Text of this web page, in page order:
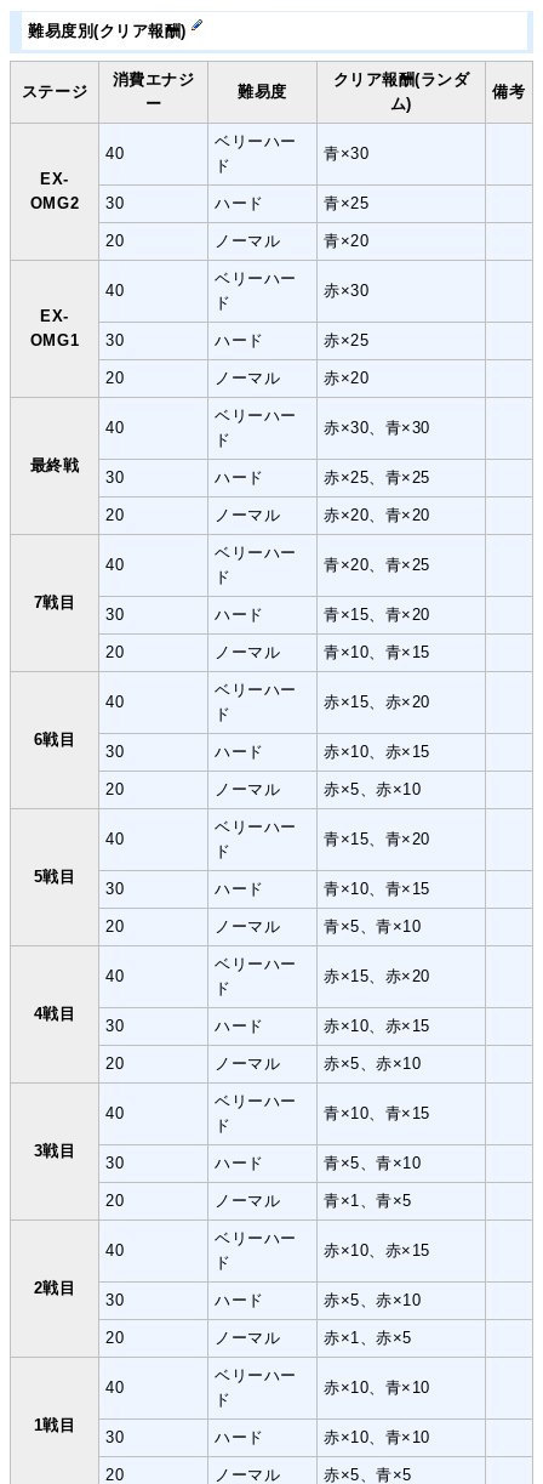
難易度別(クリア報酬)
ステージ
消費エナジ
ー
難易度
クリア報酬(ランダ
ム)
備考
EX-
OMG2
40
ベリーハー
ド
青×30
30 ハード 青×25
20 ノーマル 青×20
EX-
OMG1
40
ベリーハー
ド
赤×30
30 ハード 赤×25
20 ノーマル 赤×20
最終戦
40
ベリーハー
ド
赤×30、青×30
30 ハード 赤×25、青×25
20 ノーマル 赤×20、青×20
7戦目
40
ベリーハー
ド
青×20、青×25
30 ハード 青×15、青×20
20 ノーマル 青×10、青×15
6戦目
40
ベリーハー
ド
赤×15、赤×20
30 ハード 赤×10、赤×15
20 ノーマル 赤×5、赤×10
5戦目
40
ベリーハー
ド
青×15、青×20
30 ハード 青×10、青×15
20 ノーマル 青×5、青×10
4戦目
40
ベリーハー
ド
赤×15、赤×20
30 ハード 赤×10、赤×15
20 ノーマル 赤×5、赤×10
3戦目
40
ベリーハー
ド
青×10、青×15
30 ハード 青×5、青×10
20 ノーマル 青×1、青×5
2戦目
40
ベリーハー
ド
赤×10、赤×15
30 ハード 赤×5、赤×10
20 ノーマル 赤×1、赤×5
1戦目
40
ベリーハー
ド
赤×10、青×10
30 ハード 赤×10、青×10
20 ノーマル 赤×5、青×5